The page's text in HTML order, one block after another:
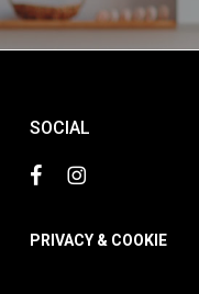
SOCIAL
PRIVACY & COOKIE